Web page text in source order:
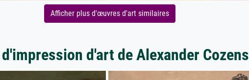
Afficher plus d'œuvres d'art similaires
d'art de Alexander Cozens